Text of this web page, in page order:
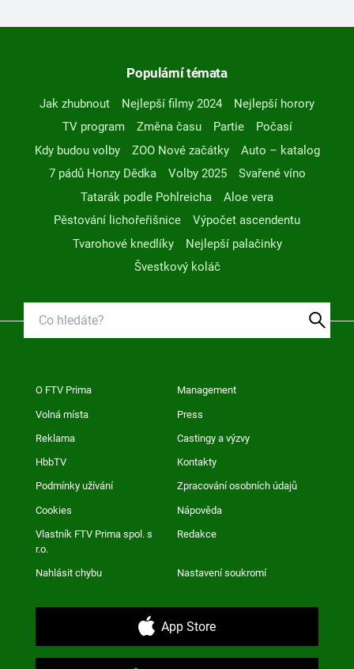
Populární témata
Jak zhubnout Nejlepší filmy 2024
Nejlepší horory
TV program
Změna času Partie
Počasí
Kdy budou volby
ZOO Nové začátky
Auto – katalog
7 pádů Honzy Dědka
Volby 2025
Svařené víno
Tatarák podle Pohlreicha
Aloe vera
Pěstování lichořeřišnice
Výpočet ascendentu
Tvarohové knedlíky
Nejlepší palačinky
Švestkový koláč
O FTV Prima Management
Volná místa Press
Reklama Castingy a výzvy
HbbTV Kontakty
Podmínky užívání Zpracování osobních údajů
Cookies Nápověda
Vlastník FTV Prima spol. s
r.o.
Redakce
Nahlásit chybu Nastavení soukromí
App Store